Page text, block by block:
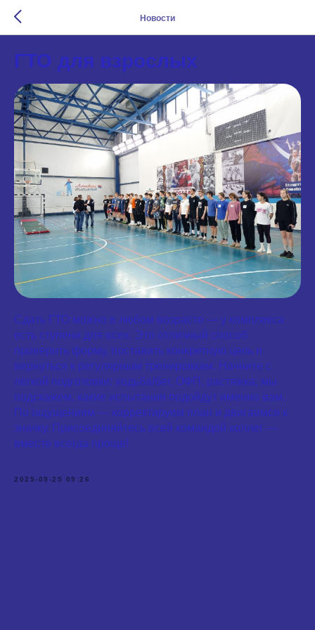
Новости
ГТО для взрослых
Сдать ГТО можно в любом возрасте — у комплекса
есть ступени для всех. Это отличный способ
проверить форму, поставить конкретную цель и
вернуться к регулярным тренировкам. Начните с
лёгкой подготовки: ходьба/бег, ОФП, растяжка; мы
подскажем, какие испытания подойдут именно вам.
По ощущениям — корректируем план и двигаемся к
значку. Присоединяйтесь всей командой коллег —
вместе всегда проще!
2025-09-25 09:26